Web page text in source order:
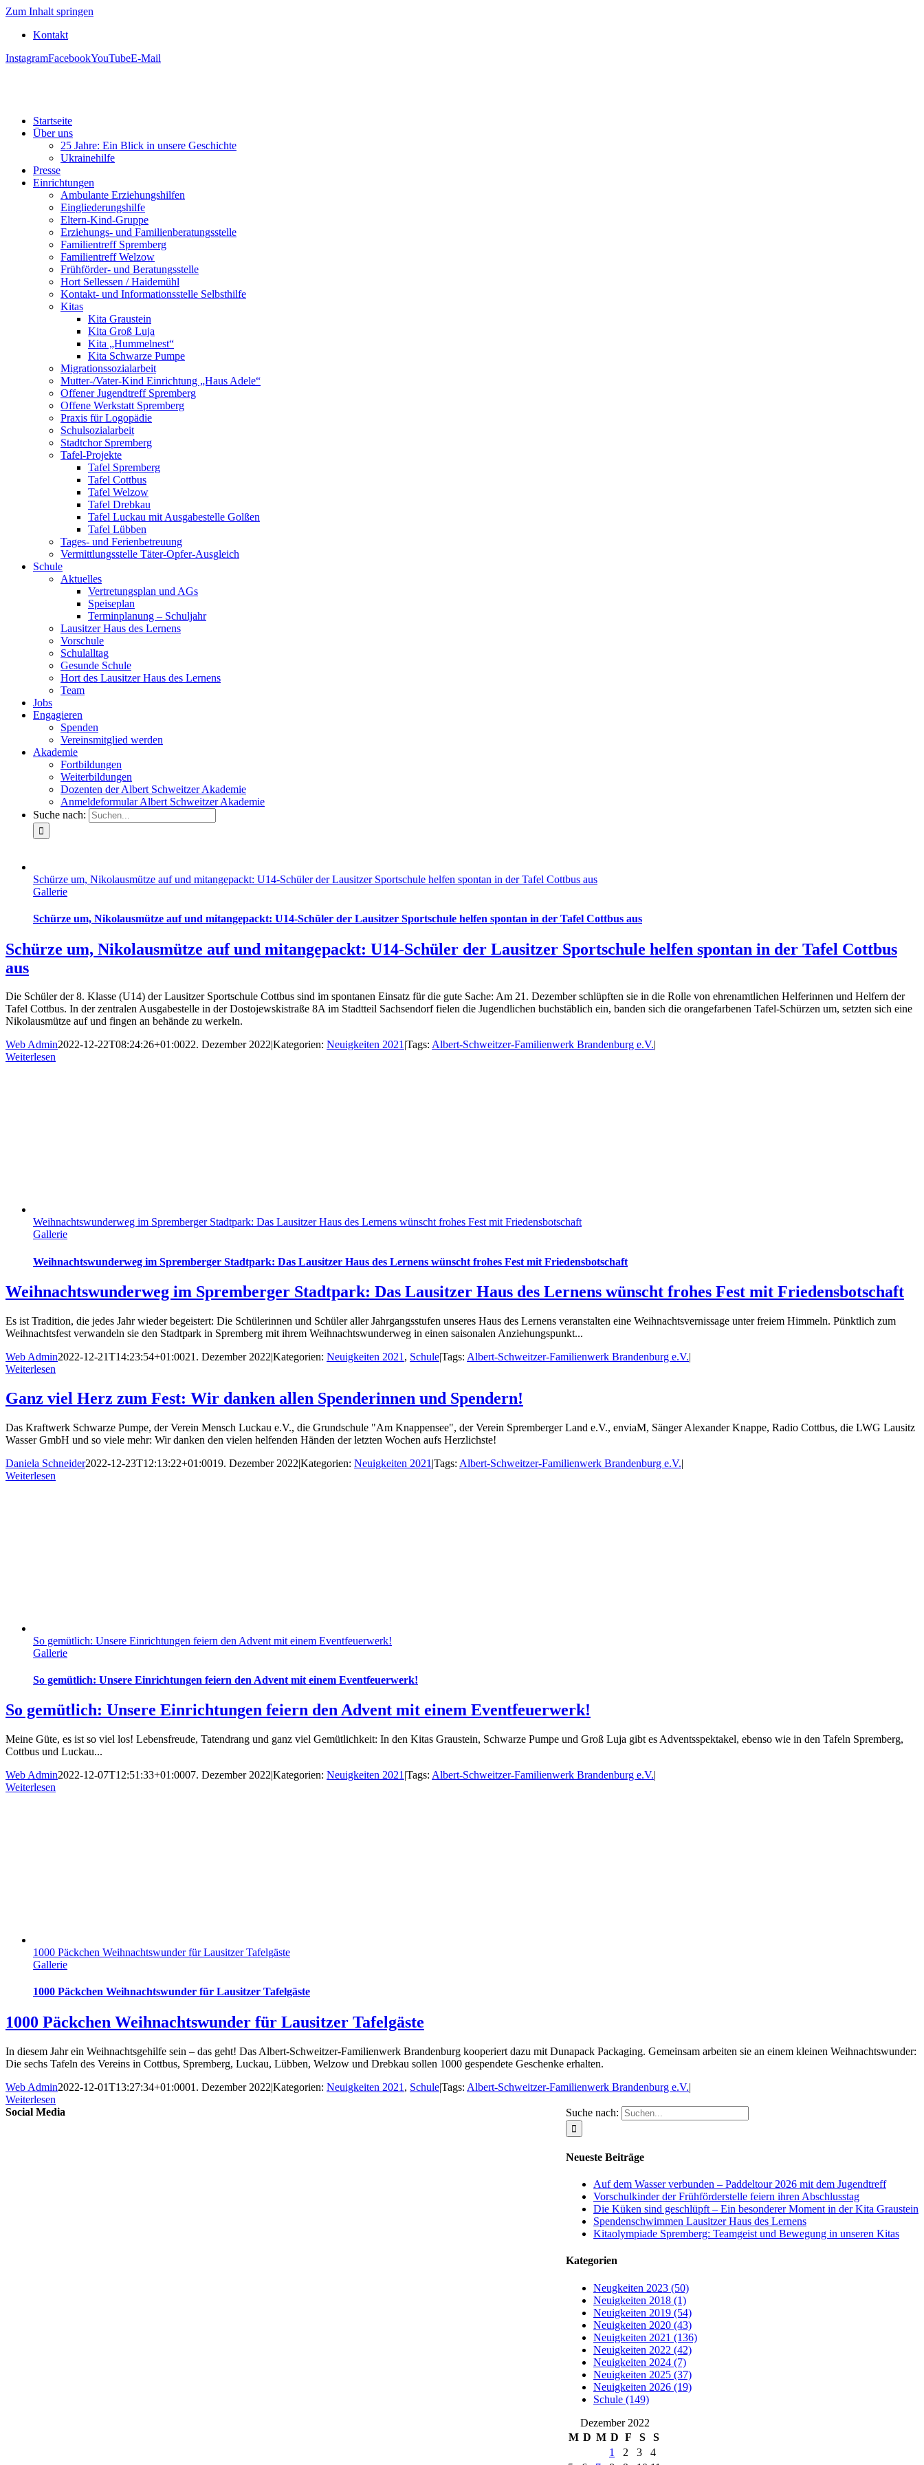
Zum Inhalt springen
Kontakt
InstagramFacebookYouTubeE-Mail
Startseite
Über uns
25 Jahre: Ein Blick in unsere Geschichte
Ukrainehilfe
Presse
Einrichtungen
Ambulante Erziehungshilfen
Eingliederungshilfe
Eltern-Kind-Gruppe
Erziehungs- und Familienberatungsstelle
Familientreff Spremberg
Familientreff Welzow
Frühförder- und Beratungsstelle
Hort Sellessen / Haidemühl
Kontakt- und Informationsstelle Selbsthilfe
Kitas
Kita Graustein
Kita Groß Luja
Kita „Hummelnest“
Kita Schwarze Pumpe
Migrationssozialarbeit
Mutter-/Vater-Kind Einrichtung „Haus Adele“
Offener Jugendtreff Spremberg
Offene Werkstatt Spremberg
Praxis für Logopädie
Schulsozialarbeit
Stadtchor Spremberg
Tafel-Projekte
Tafel Spremberg
Tafel Cottbus
Tafel Welzow
Tafel Drebkau
Tafel Luckau mit Ausgabestelle Golßen
Tafel Lübben
Tages- und Ferienbetreuung
Vermittlungsstelle Täter-Opfer-Ausgleich
Schule
Aktuelles
Vertretungsplan und AGs
Speiseplan
Terminplanung – Schuljahr
Lausitzer Haus des Lernens
Vorschule
Schulalltag
Gesunde Schule
Hort des Lausitzer Haus des Lernens
Team
Jobs
Engagieren
Spenden
Vereinsmitglied werden
Akademie
Fortbildungen
Weiterbildungen
Dozenten der Albert Schweitzer Akademie
Anmeldeformular Albert Schweitzer Akademie
Suche nach:
Schürze um, Nikolausmütze auf und mitangepackt: U14-Schüler der Lausitzer Sportschule helfen spontan in der Tafel Cottbus aus
Gallerie
Schürze um, Nikolausmütze auf und mitangepackt: U14-Schüler der Lausitzer Sportschule helfen spontan in der Tafel Cottbus aus
Schürze um, Nikolausmütze auf und mitangepackt: U14-Schüler der Lausitzer Sportschule helfen spontan in der Tafel Cottbus
aus
Die Schüler der 8. Klasse (U14) der Lausitzer Sportschule Cottbus sind im spontanen Einsatz für die gute Sache: Am 21. Dezember schlüpften sie in die Rolle von ehrenamtlichen Helferinnen und Helfern der
Tafel Cottbus. In der zentralen Ausgabestelle in der Dostojewskistraße 8A im Stadtteil Sachsendorf fielen die Jugendlichen buchstäblich ein, banden sich die orangefarbenen Tafel-Schürzen um, setzten sich eine
Nikolausmütze auf und fingen an behände zu werkeln.
Web Admin2022-12-22T08:24:26+01:0022. Dezember 2022|Kategorien: Neuigkeiten 2021|Tags: Albert-Schweitzer-Familienwerk Brandenburg e.V.|
Weiterlesen
Weihnachtswunderweg im Spremberger Stadtpark: Das Lausitzer Haus des Lernens wünscht frohes Fest mit Friedensbotschaft
Gallerie
Weihnachtswunderweg im Spremberger Stadtpark: Das Lausitzer Haus des Lernens wünscht frohes Fest mit Friedensbotschaft
Weihnachtswunderweg im Spremberger Stadtpark: Das Lausitzer Haus des Lernens wünscht frohes Fest mit Friedensbotschaft
Es ist Tradition, die jedes Jahr wieder begeistert: Die Schülerinnen und Schüler aller Jahrgangsstufen unseres Haus des Lernens veranstalten eine Weihnachtsvernissage unter freiem Himmeln. Pünktlich zum
Weihnachtsfest verwandeln sie den Stadtpark in Spremberg mit ihrem Weihnachtswunderweg in einen saisonalen Anziehungspunkt...
Web Admin2022-12-21T14:23:54+01:0021. Dezember 2022|Kategorien: Neuigkeiten 2021 , Schule|Tags: Albert-Schweitzer-Familienwerk Brandenburg e.V.|
Weiterlesen
Ganz viel Herz zum Fest: Wir danken allen Spenderinnen und Spendern!
Das Kraftwerk Schwarze Pumpe, der Verein Mensch Luckau e.V., die Grundschule "Am Knappensee", der Verein Spremberger Land e.V., enviaM, Sänger Alexander Knappe, Radio Cottbus, die LWG Lausitz
Wasser GmbH und so viele mehr: Wir danken den vielen helfenden Händen der letzten Wochen aufs Herzlichste!
Daniela Schneider2022-12-23T12:13:22+01:0019. Dezember 2022|Kategorien: Neuigkeiten 2021 |Tags: Albert-Schweitzer-Familienwerk Brandenburg e.V.|
Weiterlesen
So gemütlich: Unsere Einrichtungen feiern den Advent mit einem Eventfeuerwerk!
Gallerie
So gemütlich: Unsere Einrichtungen feiern den Advent mit einem Eventfeuerwerk!
So gemütlich: Unsere Einrichtungen feiern den Advent mit einem Eventfeuerwerk!
Meine Güte, es ist so viel los! Lebensfreude, Tatendrang und ganz viel Gemütlichkeit: In den Kitas Graustein, Schwarze Pumpe und Groß Luja gibt es Adventsspektakel, ebenso wie in den Tafeln Spremberg,
Cottbus und Luckau...
Web Admin2022-12-07T12:51:33+01:0007. Dezember 2022|Kategorien: Neuigkeiten 2021 |Tags: Albert-Schweitzer-Familienwerk Brandenburg e.V.|
Weiterlesen
1000 Päckchen Weihnachtswunder für Lausitzer Tafelgäste
Gallerie
1000 Päckchen Weihnachtswunder für Lausitzer Tafelgäste
1000 Päckchen Weihnachtswunder für Lausitzer Tafelgäste
In diesem Jahr ein Weihnachtsgehilfe sein – das geht! Das Albert-Schweitzer-Familienwerk Brandenburg kooperiert dazu mit Dunapack Packaging. Gemeinsam arbeiten sie an einem kleinen Weihnachtswunder:
Die sechs Tafeln des Vereins in Cottbus, Spremberg, Luckau, Lübben, Welzow und Drebkau sollen 1000 gespendete Geschenke erhalten.
Web Admin2022-12-01T13:27:34+01:0001. Dezember 2022|Kategorien: Neuigkeiten 2021 , Schule|Tags: Albert-Schweitzer-Familienwerk Brandenburg e.V.|
Weiterlesen
Suche nach:
Neueste Beiträge
Auf dem Wasser verbunden – Paddeltour 2026 mit dem Jugendtreff
Vorschulkinder der Frühförderstelle feiern ihren Abschlusstag
Die Küken sind geschlüpft – Ein besonderer Moment in der Kita Graustein
Spendenschwimmen Lausitzer Haus des Lernens
Kitaolympiade Spremberg: Teamgeist und Bewegung in unseren Kitas
Kategorien
Neugkeiten 2023 (50)
Neuigkeiten 2018 (1)
Neuigkeiten 2019 (54)
Neuigkeiten 2020 (43)
Neuigkeiten 2021 (136)
Neuigkeiten 2022 (42)
Neuigkeiten 2024 (7)
Neuigkeiten 2025 (37)
Neuigkeiten 2026 (19)
Schule (149)
Dezember 2022
M D M D F S
S
1
2 3
4
Social Media